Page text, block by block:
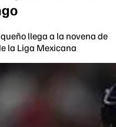
llega a la novena de
la Liga Mexicana